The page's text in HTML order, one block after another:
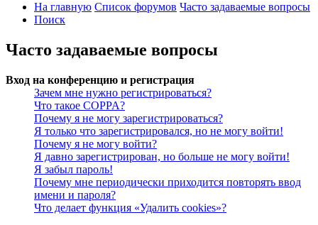
На главную Список форумов Часто задаваемые вопросы
Поиск
Часто задаваемые вопросы
Вход на конференцию и регистрация
Зачем мне нужно регистрироваться?
Что такое COPPA?
Почему я не могу зарегистрироваться?
Я только что зарегистрировался, но не могу войти!
Почему я не могу войти?
Я давно зарегистрирован, но больше не могу войти!
Я забыл пароль!
Почему мне периодически приходится повторять ввод
имени и пароля?
Что делает функция «Удалить cookies»?